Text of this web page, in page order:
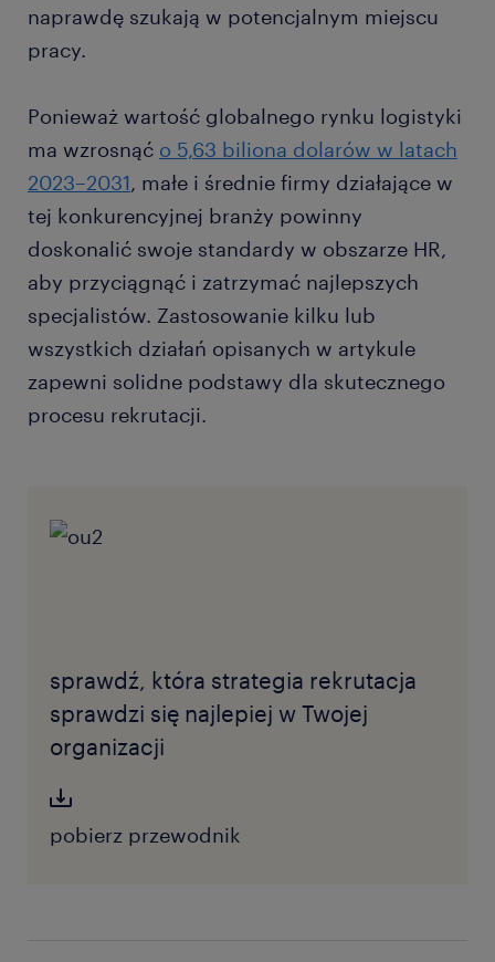
naprawdę szukają w potencjalnym miejscu
pracy.
Ponieważ wartość globalnego rynku logistyki
ma wzrosnąć o 5,63 biliona dolarów w latach
2023–2031, małe i średnie firmy działające w
tej konkurencyjnej branży powinny
doskonalić swoje standardy w obszarze HR,
aby przyciągnąć i zatrzymać najlepszych
specjalistów. Zastosowanie kilku lub
wszystkich działań opisanych w artykule
zapewni solidne podstawy dla skutecznego
procesu rekrutacji.
sprawdź, która strategia rekrutacja
sprawdzi się najlepiej w Twojej
organizacji
pobierz przewodnik